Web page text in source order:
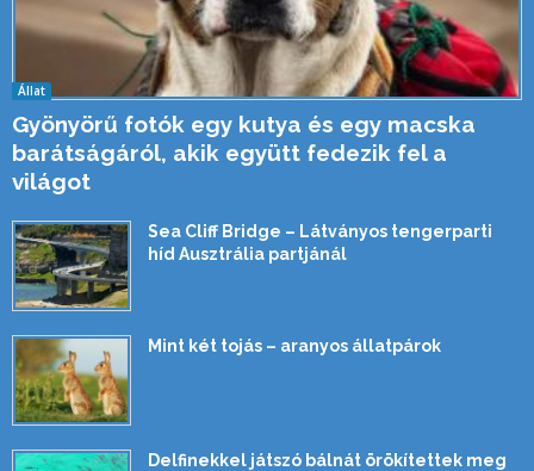
Állat
Gyönyörű fotók egy kutya és egy macska
barátságáról, akik együtt fedezik fel a
világot
Sea Cliff Bridge – Látványos tengerparti
híd Ausztrália partjánál
Mint két tojás – aranyos állatpárok
Delfinekkel játszó bálnát örökítettek meg